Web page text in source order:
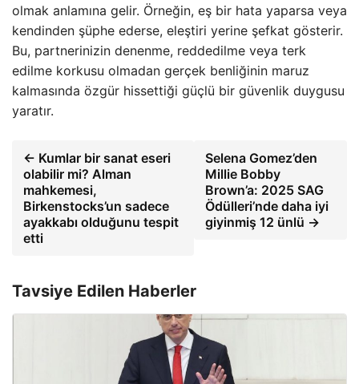
olmak anlamına gelir. Örneğin, eş bir hata yaparsa veya
kendinden şüphe ederse, eleştiri yerine şefkat gösterir.
Bu, partnerinizin denenme, reddedilme veya terk
edilme korkusu olmadan gerçek benliğinin maruz
kalmasında özgür hissettiği güçlü bir güvenlik duygusu
yaratır.
← Kumlar bir sanat eseri
olabilir mi? Alman
mahkemesi,
Birkenstocks’un sadece
ayakkabı olduğunu tespit
etti
Selena Gomez’den
Millie Bobby
Brown’a: 2025 SAG
Ödülleri’nde daha iyi
giyinmiş 12 ünlü →
Tavsiye Edilen Haberler